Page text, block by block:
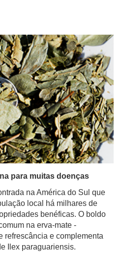
para muitas doenças
na América do Sul que
local há milhares de
benéficas. O boldo
na erva-mate -
refrescância e complementa
Ilex paraguariensis.